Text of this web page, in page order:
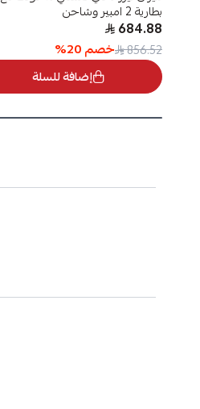
بطارية 2 امبير وشاحن
684.88
856.52 خصم20
%
إضافة للسلة